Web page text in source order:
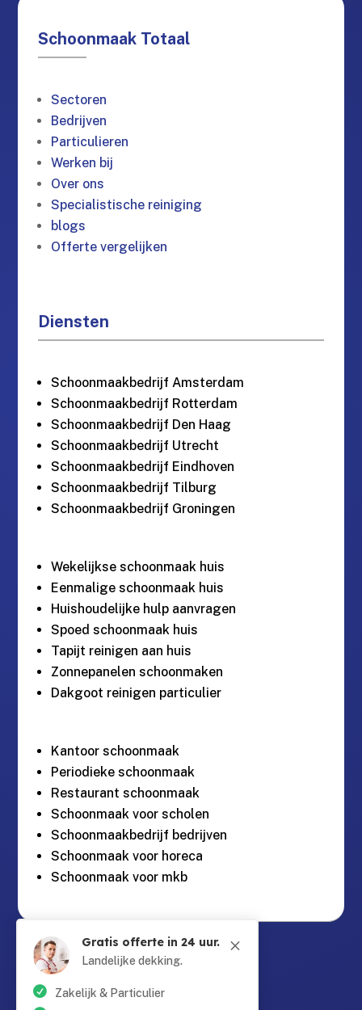
Schoonmaak Totaal
Sectoren
Bedrijven
Particulieren
Werken bij
Over ons
Specialistische reiniging
blogs
Offerte vergelijken
Diensten
Schoonmaakbedrijf Amsterdam
Schoonmaakbedrijf Rotterdam
Schoonmaakbedrijf Den Haag
Schoonmaakbedrijf Utrecht
Schoonmaakbedrijf Eindhoven
Schoonmaakbedrijf Tilburg
Schoonmaakbedrijf Groningen
Wekelijkse schoonmaak huis
Eenmalige schoonmaak huis
Huishoudelijke hulp aanvragen
Spoed schoonmaak huis
Tapijt reinigen aan huis
Zonnepanelen schoonmaken
Dakgoot reinigen particulier
Kantoor schoonmaak
Periodieke schoonmaak
Restaurant schoonmaak
Schoonmaak voor scholen
Schoonmaakbedrijf bedrijven
Schoonmaak voor horeca
Schoonmaak voor mkb

Guntersteinweg 377,
2531KA Den Haag
M
Gratis offerte in 24 uur.
Landelijke dekking.
Zakelijk & Particulier